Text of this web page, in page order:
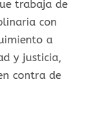
trabaja de
con
a
y justicia,
contra de